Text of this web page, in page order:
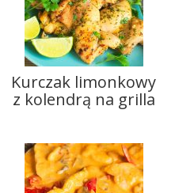
Kurczak limonkowy
z kolendrą na grilla